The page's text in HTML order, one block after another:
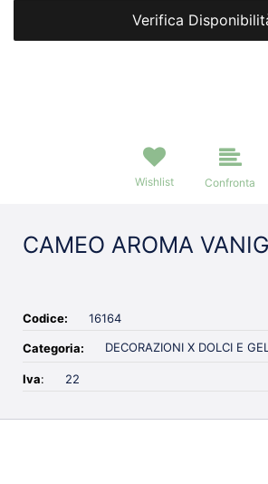
Verifica
Wishlist Confronta
CAMEO AROMA
Codice: 16164
Categoria: DECORAZIONI X DOLCI E
Iva: 22